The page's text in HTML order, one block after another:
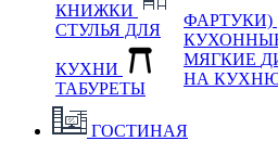
КНИЖКИ
СТУЛЬЯ ДЛЯ
КУХНИ
ТАБУРЕТЫ
ФАРТУКИ)
МЯГКИЕ
НА
ГОСТИНАЯ